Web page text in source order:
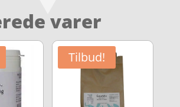
varer
Tilbud!